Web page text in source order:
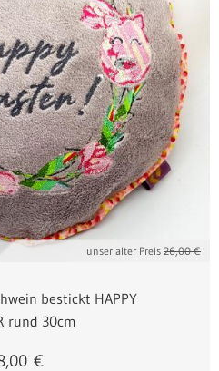
unser alter Preis 26,00 €
bestickt HAPPY
rund 30cm
€